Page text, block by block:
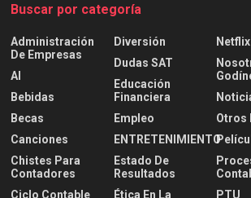
Buscar por categoría
Administración
De Empresas
AI
Bebidas
Becas
Canciones
Chistes Para
Contadores
Ciclo Contable
Diversión
Dudas SAT
Educación
Financiera
Empleo
ENTRETENIMIENTO
Estado De
Resultados
Ética En La
Netflix
Otros
PTU